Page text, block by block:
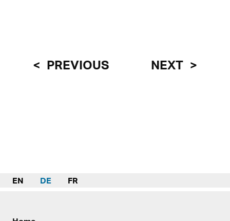
PREVIOUS NEXT
EN DE FR